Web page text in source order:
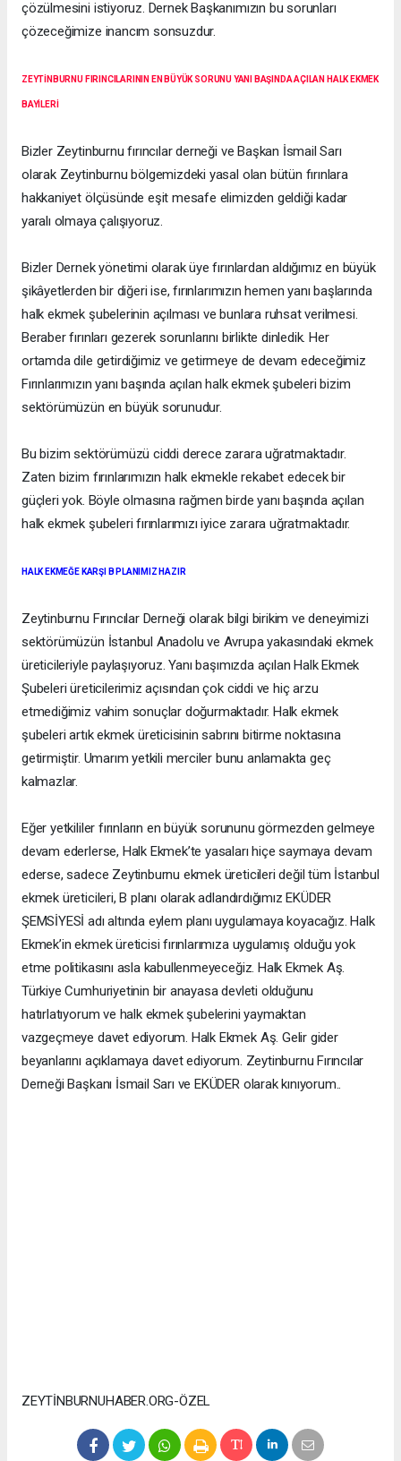
çözülmesini istiyoruz. Dernek Başkanımızın bu sorunları
çözeceğimize inancım sonsuzdur.
ZEYTİNBURNU FIRINCILARININ EN BÜYÜK SORUNU YANI BAŞINDA AÇILAN HALK EKMEK
BAYİLERİ
Bizler Zeytinburnu fırıncılar derneği ve Başkan İsmail Sarı
olarak Zeytinburnu bölgemizdeki yasal olan bütün fırınlara
hakkaniyet ölçüsünde eşit mesafe elimizden geldiği kadar
yaralı olmaya çalışıyoruz.
Bizler Dernek yönetimi olarak üye fırınlardan aldığımız en büyük
şikâyetlerden bir diğeri ise, fırınlarımızın hemen yanı başlarında
halk ekmek şubelerinin açılması ve bunlara ruhsat verilmesi.
Beraber fırınları gezerek sorunlarını birlikte dinledik. Her
ortamda dile getirdiğimiz ve getirmeye de devam edeceğimiz
Fırınlarımızın yanı başında açılan halk ekmek şubeleri bizim
sektörümüzün en büyük sorunudur.
Bu bizim sektörümüzü ciddi derece zarara uğratmaktadır.
Zaten bizim fırınlarımızın halk ekmekle rekabet edecek bir
güçleri yok. Böyle olmasına rağmen birde yanı başında açılan
halk ekmek şubeleri fırınlarımızı iyice zarara uğratmaktadır.
HALK EKMEĞE KARŞI B PLANIMIZ HAZIR
Zeytinburnu Fırıncılar Derneği olarak bilgi birikim ve deneyimizi
sektörümüzün İstanbul Anadolu ve Avrupa yakasındaki ekmek
üreticileriyle paylaşıyoruz. Yanı başımızda açılan Halk Ekmek
Şubeleri üreticilerimiz açısından çok ciddi ve hiç arzu
etmediğimiz vahim sonuçlar doğurmaktadır. Halk ekmek
şubeleri artık ekmek üreticisinin sabrını bitirme noktasına
getirmiştir. Umarım yetkili merciler bunu anlamakta geç
kalmazlar.
Eğer yetkililer fırınların en büyük sorununu görmezden gelmeye
devam ederlerse, Halk Ekmek’te yasaları hiçe saymaya devam
ederse, sadece Zeytinburnu ekmek üreticileri değil tüm İstanbul
ekmek üreticileri, B planı olarak adlandırdığımız EKÜDER
ŞEMSİYESİ adı altında eylem planı uygulamaya koyacağız. Halk
Ekmek’in ekmek üreticisi fırınlarımıza uygulamış olduğu yok
etme politikasını asla kabullenmeyeceğiz. Halk Ekmek Aş.
Türkiye Cumhuriyetinin bir anayasa devleti olduğunu
hatırlatıyorum ve halk ekmek şubelerini yaymaktan
vazgeçmeye davet ediyorum. Halk Ekmek Aş. Gelir gider
beyanlarını açıklamaya davet ediyorum. Zeytinburnu Fırıncılar
Derneği Başkanı İsmail Sarı ve EKÜDER olarak kınıyorum..
ZEYTİNBURNUHABER.ORG-ÖZEL